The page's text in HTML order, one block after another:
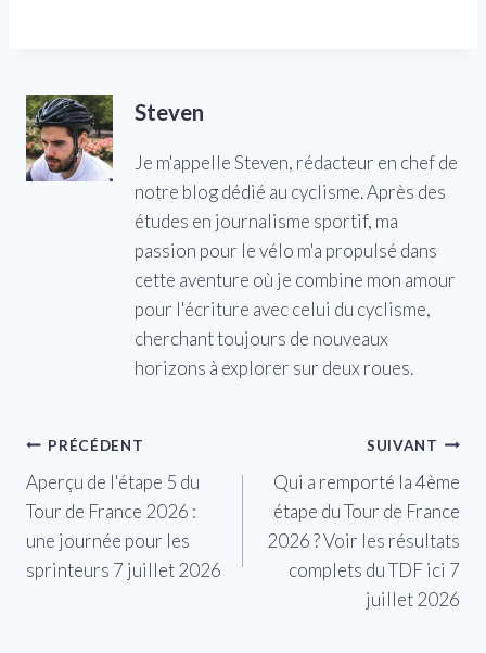
Steven
Je m'appelle Steven, rédacteur en chef de
notre blog dédié au cyclisme. Après des
études en journalisme sportif, ma
passion pour le vélo m'a propulsé dans
cette aventure où je combine mon amour
pour l'écriture avec celui du cyclisme,
cherchant toujours de nouveaux
horizons à explorer sur deux roues.
Navigation
de
l’article
PRÉCÉDENT
Aperçu de l'étape 5 du
Tour de France 2026 :
une journée pour les
sprinteurs 7 juillet 2026
SUIVANT
Qui a remporté la 4ème
étape du Tour de France
2026 ? Voir les résultats
complets du TDF ici 7
juillet 2026